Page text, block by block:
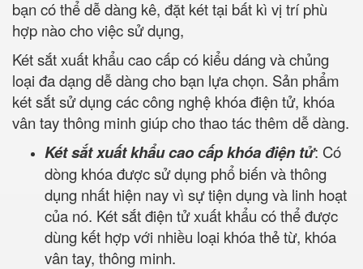
bạn có thể dễ dàng kê, đặt két tại bất kì vị trí phù
hợp nào cho việc sử dụng,
Két sắt xuất khẩu cao cấp có kiểu dáng và chủng
loại đa dạng dễ dàng cho bạn lựa chọn. Sản phẩm
két sắt sử dụng các công nghệ khóa điện tử, khóa
vân tay thông minh giúp cho thao tác thêm dễ dàng.
Két sắt xuất khẩu cao cấp khóa điện tử: Có
dòng khóa được sử dụng phổ biến và thông
dụng nhất hiện nay vì sự tiện dụng và linh hoạt
của nó. Két sắt điện tử xuất khẩu có thể được
dùng kết hợp với nhiều loại khóa thẻ từ, khóa
vân tay, thông minh.